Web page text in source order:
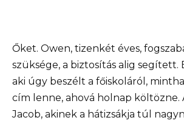
Őket. Owen, tizenkét éves,
szüksége, a biztosítás alig segített.
aki úgy beszélt a főiskoláról,
cím lenne, ahová holnap költözne.
Jacob, akinek a hátizsákja túl